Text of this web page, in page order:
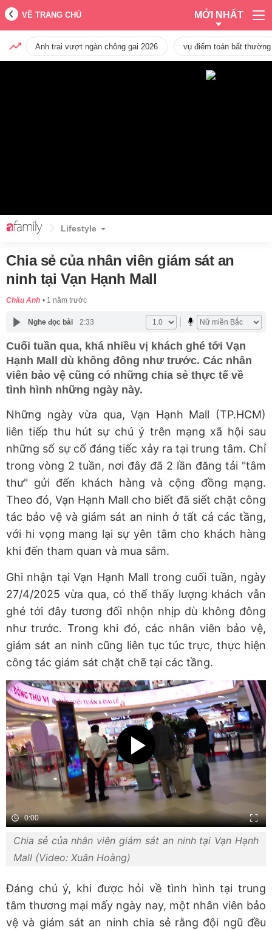
VỀ TRANG CHỦ MỚI NHẤT
Anh trai vượt ngàn chông gai 2026 vụ điểm toán bất
Lifestyle
Chia sẻ của nhân viên giám sát an
ninh tại Vạn Hạnh Mall
Châu Anh 1 năm trước
Nghe đọc bài 2:33
Cuối tuần qua, khá nhiều vị khách ghé tới Vạn
Hạnh Mall dù không đông như trước. Các nhân
viên bảo vệ cũng có những chia sẻ thực tế về
tình hình những ngày này.
Những ngày vừa qua, Vạn Hạnh Mall (TP.HCM)
liên tiếp thu hút sự chú ý trên mạng xã hội sau
những số sự cố đáng tiếc xảy ra tại trung tâm. Chỉ
trong vòng 2 tuần, nơi đây đã 2 lần đăng tải "tâm
thư" gửi đến khách hàng và cộng đồng mạng.
Theo đó, Vạn Hạnh Mall cho biết đã siết chặt công
tác bảo vệ và giám sát an ninh ở tất cả các tầng,
với hi vọng mang lại sự yên tâm cho khách hàng
khi đến tham quan và mua sắm.
Ghi nhận tại Vạn Hạnh Mall trong cuối tuần, ngày
27/4/2025 vừa qua, có thể thấy lượng khách vẫn
ghé tới đây tương đối nhộn nhịp dù không đông
như trước. Trong khi đó, các nhân viên bảo vệ,
giám sát an ninh cũng liên tục túc trực, thực hiện
công tác giám sát chặt chẽ tại các tầng.
0:00
Chia sẻ của nhân viên giám sát an ninh tại Vạn Hạnh
Mall (Video: Xuân Hoàng)
Đáng chú ý, khi được hỏi về tình hình tại trung
tâm thương mại mấy ngày nay, một nhân viên bảo
vệ và giám sát an ninh chia sẻ rằng đội ngũ đều